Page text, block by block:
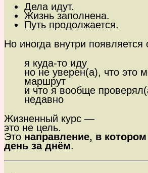
Дела идут.
Жизнь заполнена.
Путь продолжается.
Но иногда внутри
я куда-то иду
но не уверен(а), что это
маршрут
и что я вообще
недавно
Жизненный курс —
это не цель.
Это направление, в
день за днём.